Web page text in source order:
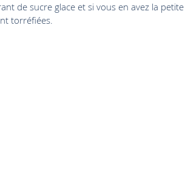
de sucre glace et si vous en avez la petite
torréfiées.